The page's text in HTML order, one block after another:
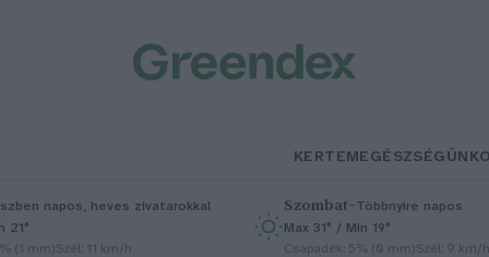
KERTEMEGÉSZSÉGÜNK
napos, heves zivatarokkal
21°
(1 mm)Szél: 11 km/h
Szombat–Többnyire napos
Max 31° / Min 19°
Csapadék: 5% (0 mm)Szél: 9 km/h